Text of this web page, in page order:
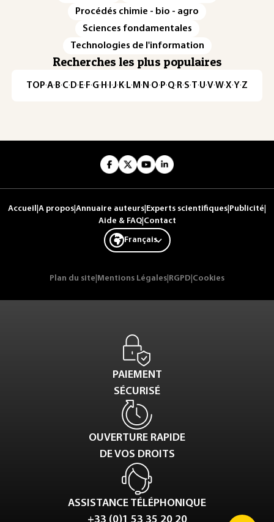
Procédés chimie - bio - agro
Sciences fondamentales
Technologies de l'information
Recherches les plus populaires
TOP·A·B·C· D· E· F·G· H · ·J· K· L· M · N ·O· P·Q· R·S·T·U·V·W·X·Y·Z
Accueil A propos Annuaire auteurs Experts scientifiques Publicité
Aide & FAQ| Contact
Français
Plan du site Mentions Légales RGPD Cookies
PAIEMENT
SÉCURISÉ
OUVERTURE RAPIDE
DE VOS DROITS
ASSISTANCE TÉLÉPHONIQUE
+33 (0)1 53 35 20 20